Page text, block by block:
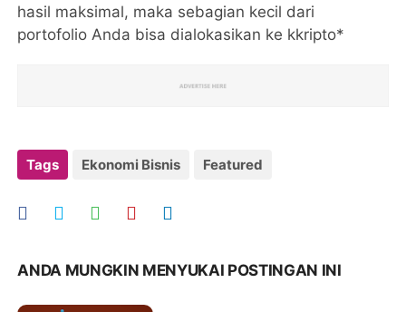
hasil maksimal, maka sebagian kecil dari
portofolio Anda bisa dialokasikan ke kkripto*
Tags Ekonomi Bisnis Featured
ANDA MUNGKIN MENYUKAI POSTINGAN INI